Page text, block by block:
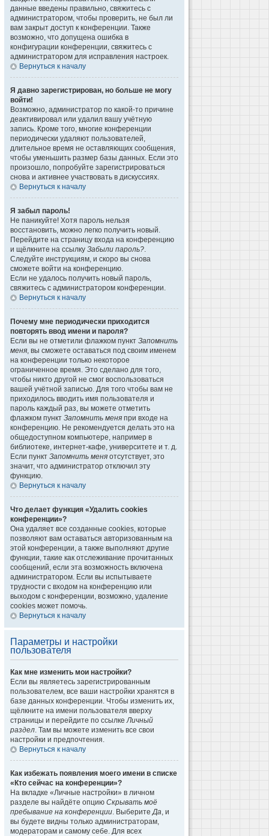
данные введены правильно, свяжитесь с
администратором, чтобы проверить, не был ли
вам закрыт доступ к конференции. Также
возможно, что допущена ошибка в
конфигурации конференции, свяжитесь с
администратором для исправления настроек.
Вернуться к началу
Я давно зарегистрирован, но больше не могу
войти!
Возможно, администратор по какой-то причине
деактивировал или удалил вашу учётную
запись. Кроме того, многие конференции
периодически удаляют пользователей,
длительное время не оставляющих сообщения,
чтобы уменьшить размер базы данных. Если это
произошло, попробуйте зарегистрироваться
снова и активнее участвовать в дискуссиях.
Вернуться к началу
Я забыл пароль!
Не паникуйте! Хотя пароль нельзя
восстановить, можно легко получить новый.
Перейдите на страницу входа на конференцию
и щёлкните на ссылку Забыли пароль?.
Следуйте инструкциям, и скоро вы снова
сможете войти на конференцию.
Если не удалось получить новый пароль,
свяжитесь с администратором конференции.
Вернуться к началу
Почему мне периодически приходится
повторять ввод имени и пароля?
Если вы не отметили флажком пункт Запомнить
меня, вы сможете оставаться под своим именем
на конференции только некоторое
ограниченное время. Это сделано для того,
чтобы никто другой не смог воспользоваться
вашей учётной записью. Для того чтобы вам не
приходилось вводить имя пользователя и
пароль каждый раз, вы можете отметить
флажком пункт Запомнить меня при входе на
конференцию. Не рекомендуется делать это на
общедоступном компьютере, например в
библиотеке, интернет-кафе, университете и т. д.
Если пункт Запомнить меня отсутствует, это
значит, что администратор отключил эту
функцию.
Вернуться к началу
Что делает функция «Удалить cookies
конференции»?
Она удаляет все созданные cookies, которые
позволяют вам оставаться авторизованным на
этой конференции, а также выполняют другие
функции, такие как отслеживание прочитанных
сообщений, если эта возможность включена
администратором. Если вы испытываете
трудности с входом на конференцию или
выходом с конференции, возможно, удаление
cookies может помочь.
Вернуться к началу
Параметры и настройки
пользователя
Как мне изменить мои настройки?
Если вы являетесь зарегистрированным
пользователем, все ваши настройки хранятся в
базе данных конференции. Чтобы изменить их,
щёлкните на имени пользователя вверху
страницы и перейдите по ссылкеЛичный
раздел. Там вы можете изменить все свои
настройки и предпочтения.
Вернуться к началу
Как избежать появления моего имени в списке
«Кто сейчас на конференции»?
На вкладке «Личные настройки» в личном
разделе вы найдёте опцию Скрывать моё
пребывание на конференции. ВыберитеДа, и
вы будете видны только администраторам,
модераторам и самому себе. Для всех